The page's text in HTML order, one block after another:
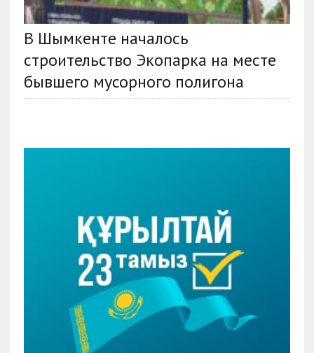
В Шымкенте началось
строительство Экопарка на месте
бывшего мусорного полигона